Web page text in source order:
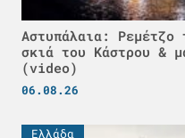
Αστυπάλαια:
σκιά του Κάστρου &
(video)
06.08.26
Ελλάδα